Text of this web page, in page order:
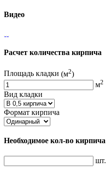
Видео
Расчет количества кирпича
Площадь кладки (м2)
м2
Вид кладки
Формат кирпича
Необходимое кол-во кирпича
шт.